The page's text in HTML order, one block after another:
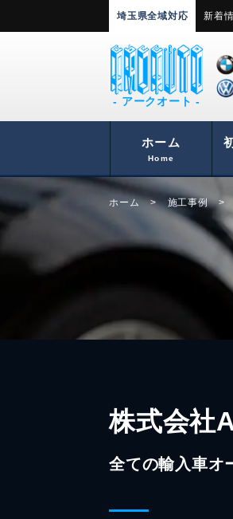
埼玉県全域対応 新着
- アークオート -
ホーム
Home
ホーム > 施工事例 >
株式会社
全ての輸入車オ